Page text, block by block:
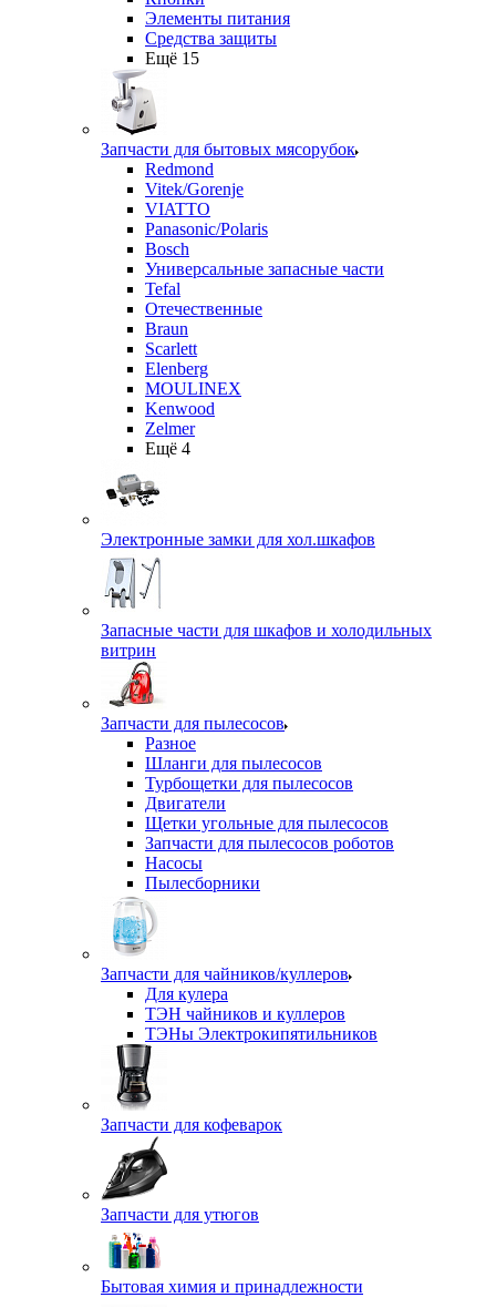
Элементы питания
Средства защиты
Ещё 15
Запчасти для бытовых мясорубок
Redmond
Vitek/Gorenje
VIATTO
Panasonic/Polaris
Bosch
Универсальные запасные части
Tefal
Отечественные
Braun
Scarlett
Elenberg
MOULINEX
Kenwood
Zelmer
Ещё 4
Электронные замки для хол.шкафов
Запасные части для шкафов и холодильных
витрин
Запчасти для пылесосов
Разное
Шланги для пылесосов
Турбощетки для пылесосов
Двигатели
Щетки угольные для пылесосов
Запчасти для пылесосов роботов
Насосы
Пылесборники
Запчасти для чайников/куллеров
Для кулера
ТЭН чайников и куллеров
ТЭНы Электрокипятильников
Запчасти для кофеварок
Запчасти для утюгов
Бытовая химия и принадлежности